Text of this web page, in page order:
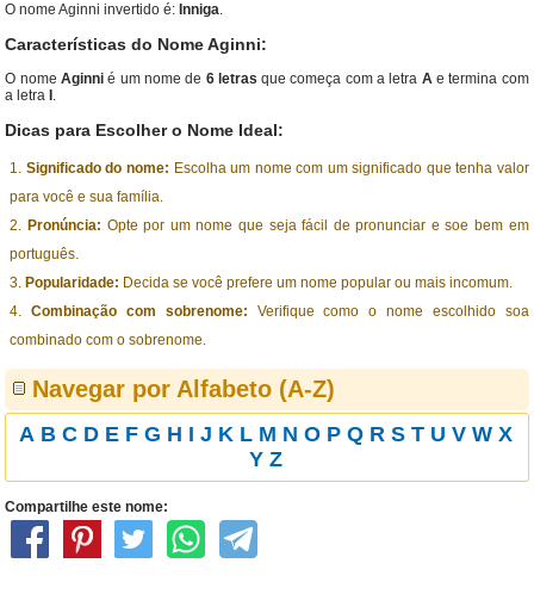
O nome Aginni invertido é: Inniga.
Características do Nome Aginni:
O nomeAginni é um nome de 6 letras que começa com a letra Ae termina com
a letra .
Dicas para Escolher o Nome Ideal:
Significado do nome: Escolha um nome com um significado que tenha valor
para você e sua família.
Pronúncia: Opte por um nome que seja fácil de pronunciar e soe bem em
português.
Popularidade: Decida se você prefere um nome popular ou mais incomum.
Combinação com sobrenome: Verifique como o nome escolhido soa
combinado com o sobrenome.
Navegar por Alfabeto (A-Z)
A B C D E F G H I J K L M N O P Q R S T U V W X
Y Z
Compartilhe este nome: